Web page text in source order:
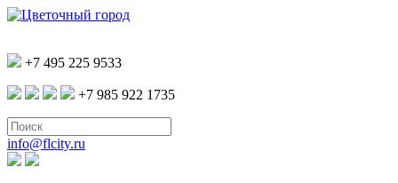
+7 495 225 9533
+7 985 922 1735
info@flcity.ru